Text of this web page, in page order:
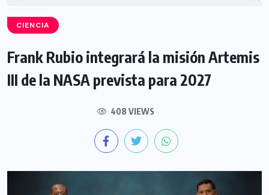
CIENCIA
Frank Rubio integrará la misión Artemis
III de la NASA prevista para 2027
408 VIEWS